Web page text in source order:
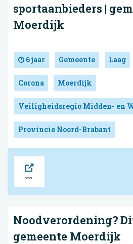
sportaanbieders |
Moerdijk
6 jaar Gemeente Laag
Corona Moerdijk
Veiligheidsregio Midden- en
Provincie Noord-Brabant
Noodverordening?
gemeente Moerdijk